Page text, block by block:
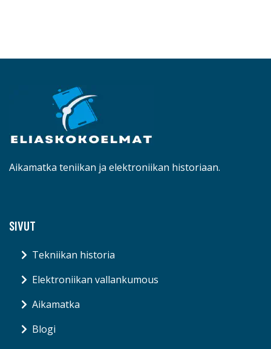
Aikamatka teniikan ja elektroniikan historiaan.
SIVUT
Tekniikan historia
Elektroniikan vallankumous
Aikamatka
Blogi